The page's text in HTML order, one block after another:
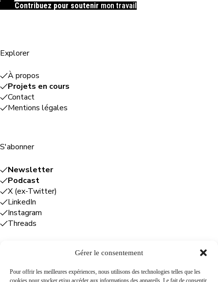
Gérer le consentement
Pour offrir les meilleures expériences, nous utilisons des technologies telles que les
cookies pour stocker et/ou accéder aux informations des appareils. Le fait de consentir
Contribuez pour soutenir mon travail
Explorer
À propos
Projets en cours
Contact
Mentions légales
S'abonner
Newsletter
Podcast
X (ex-Twitter)
LinkedIn
Instagram
Threads